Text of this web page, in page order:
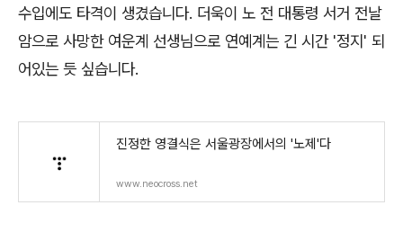
수입에도 타격이 생겼습니다. 더욱이 노 전 대통령 서거 전날
암으로 사망한 여운계 선생님으로 연예계는 긴 시간 '정지' 되
어있는 듯 싶습니다.
진정한 영결식은 서울광장에서의 '노제'다
www.neocross.net